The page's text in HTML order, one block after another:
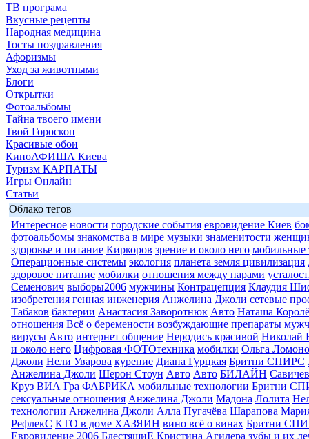
ТВ програма
Вкусные рецепты
Народная медицина
Тосты поздравления
Афоризмы
Уход за животными
Блоги
Открытки
Фотоальбомы
Тайна твоего имени
Твой Гороскоп
Красивые обои
КиноАФИША Киева
Туризм КАРПАТЫ
Игры Онлайн
Статьи
Облако тегов
Интересное новости городские события евровидение Киев
фотоальбомы знакомства в мире музыки знаменитости
здоровье и питание Киркоров зрение и около него мобильные
Операционные системы экология планета земля цивилизация
здоровое питание мобилки отношения между парами
Семенович выборы2006 мужчины Контрацепция Клаудия
изобретения генная инженерия Анжелина Джоли сетевые
Табаков бактерии Анастасия Заворотнюк Авто Наташа
отношения Всё о беремености возбуждающие препараты
вирусы Авто интернет общение Неродись красивой Николай
и около него Цифровая ФОТОтехника мобилки Ольга
Джоли Нели Уварова курение Диана Гурцкая Бритни СПИРС
Анжелина Джоли Шерон Стоун Авто Авто БИЛАЙН
Круз ВИА Гра ФАБРИКА мобильные технологии Бритни
сексуальные отношения Анжелина Джоли Мадона Лолита
технологии Анжелина Джоли Алла Пугачёва Шарапова
РефлекС КТО в доме ХАЗЯИН вино всё о винах Бритни
Евровидение 2006 БлестящиЕ Кристина Агилера зубы и их